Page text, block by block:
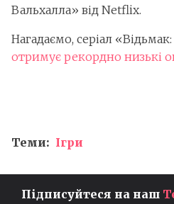
Вальхалла» від Netflix.
Нагадаємо, серіал
отримує рекордно низькі
Теми: Ігри
Підписуйтеся на наш